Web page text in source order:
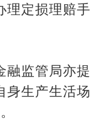
理定损理赔手
融监管局亦提
身生产生活场